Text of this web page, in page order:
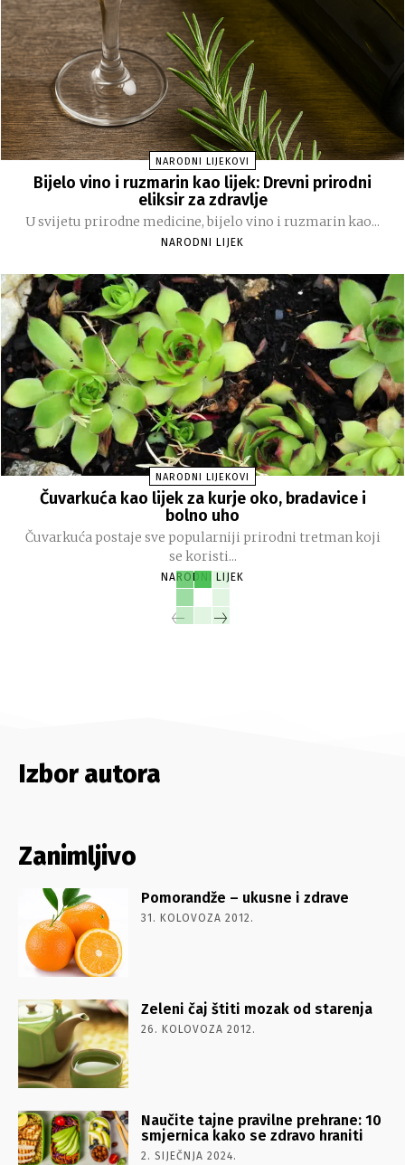
NARODNI LIJEKOVI
Bijelo vino i ruzmarin kao lijek: Drevni prirodni
eliksir za zdravlje
U svijetu prirodne medicine, bijelo vino i ruzmarin kao...
NARODNI LIJEK
NARODNI LIJEKOVI
Čuvarkuća kao lijek za kurje oko, bradavice i
bolno uho
Čuvarkuća postaje sve popularniji prirodni tretman koji
se koristi...
NARODNI LIJEK
Izbor autora
Zanimljivo
Pomorandže – ukusne i zdrave
31. KOLOVOZA 2012.
Zeleni čaj štiti mozak od starenja
26. KOLOVOZA 2012.
Naučite tajne pravilne prehrane: 10
smjernica kako se zdravo hraniti
2. SIJEČNJA 2024.